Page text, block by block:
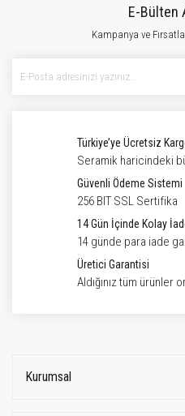
E-Bülten
Kampanya ve
Türkiye’ye Ücretsiz
Seramik haricindeki
Güvenli Ödeme Sistemi
256 BIT SSL Sertifika
14 Gün İçinde Kolay
14 günde para iade
Üretici Garantisi
Aldığınız tüm ürünler
Kurumsal